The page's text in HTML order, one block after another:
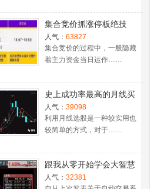
集合竞价抓涨停板绝技
（附公式源码）
人气： 63827
集合竞价的过程中，一般隐藏
着主力资金当日运作……
史上成功率最高的月线买
入法，精准高效筛选暴涨
牛股，堪称选股法宝！
人气： 39098
利用月线选股是一种较实用也
较简单的方式，对于……
跟我从零开始学会大智慧
股票池自动交易
人气： 32381